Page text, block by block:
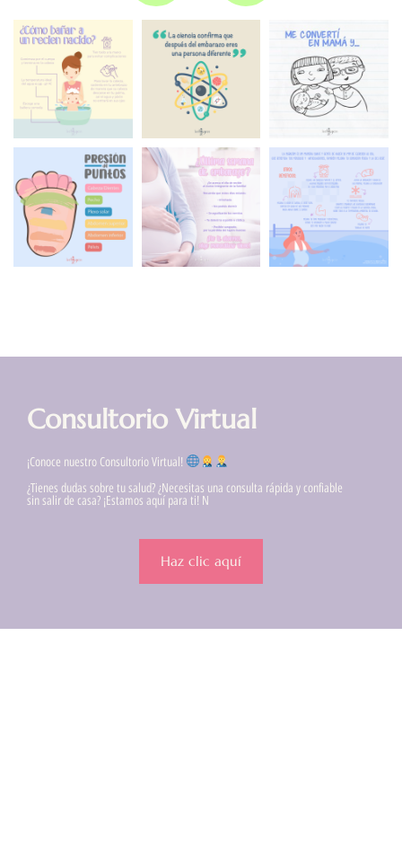
Consultorio Virtual
¡Conoce nuestro Consultorio Virtual!
¿Tienes dudas sobre tu salud? ¿Necesitas una consulta rápida y confiable
sin salir de casa? ¡Estamos aquí para ti! N
Haz clic aquí